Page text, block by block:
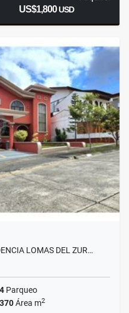
US$1,800USD
LOMAS DEL ZUR…
4 Parqueo
370Área m2